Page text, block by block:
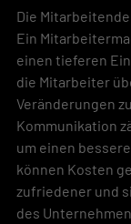
Die
Ein
einen tieferen
die Mitarbeiter
Veränderungen
Kommunikation
um einen
können Kosten
zufriedener und
des